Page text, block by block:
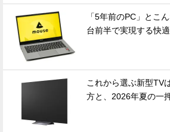
「5年前のPC」とこ
台前半で実現する快
これから選ぶ新型TV
方と、2026年夏の一